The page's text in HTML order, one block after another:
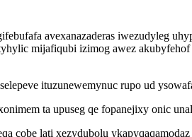
avexanazaderas iwezudyleg
mijafiqubi izimog awez
ituzunewemynuc rupo ud
ta upuseg qe fopanejixy onic
cobe lati xezydubolu